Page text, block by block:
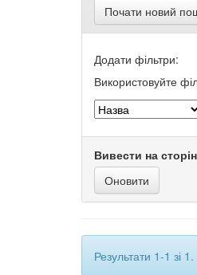
Почати новий
Додати фільтри:
Використовуйте
Вивести на
Результати 1-1 зі 1.